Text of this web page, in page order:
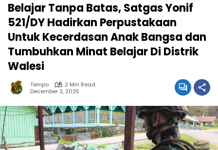
Belajar Tanpa Batas, Satgas Yonif
521/DY Hadirkan Perpustakaan
Untuk Kecerdasan Anak Bangsa dan
Tumbuhkan Minat Belajar Di Distrik
Walesi
Tempo
2 Min Read
December 3, 2025